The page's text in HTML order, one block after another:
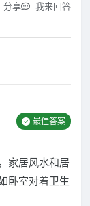
分享 我来回答
最佳答案
家居风水和居
卧室对着卫生